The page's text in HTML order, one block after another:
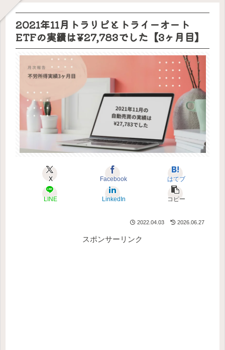
2021年11月トラリピとトライーオート
ETFの実績は¥27,783でした【3ヶ月目】
X Facebook はてブ
LINE LinkedIn コピー
2022.04.03 2026.06.27
スポンサーリンク